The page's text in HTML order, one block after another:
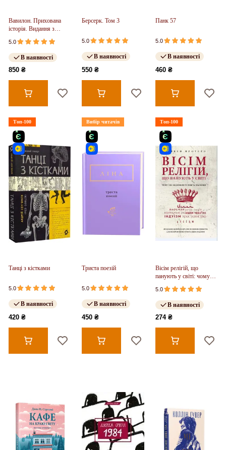
Вавилон. Прихована
історія. Видання з
ілюстрованим зрізом
(у)
5.0
В наявності
850 ₴
Берсерк. Том 3
5.0
В наявності
550 ₴
Панк 57
5.0
В наявності
460 ₴
Топ-100
Танці з кістками
5.0
В наявності
420 ₴
Вибір читачів
Триста поезій
5.0
В наявності
450 ₴
Топ-100
Вісім релігій, що
панують у світі: чому
їхні відмінності мають
значення
5.0
В наявності
274 ₴